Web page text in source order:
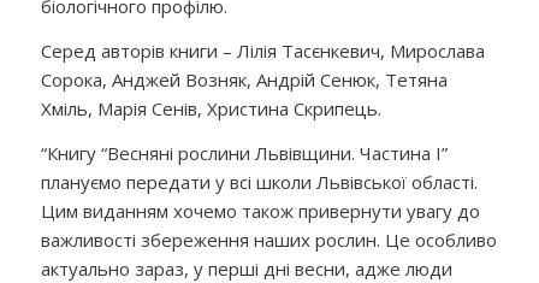
біологічного профілю.
Серед авторів книги – Лілія Тасєнкевич, Мирослава
Сорока, Анджей Возняк, Андрій Сенюк, Тетяна
Хміль, Марія Сенів, Христина Скрипець.
“Книгу “Весняні рослини Львівщини. Частина І”
плануємо передати у всі школи Львівської області.
Цим виданням хочемо також привернути увагу до
важливості збереження наших рослин. Це особливо
актуально зараз, у перші дні весни, адже люди